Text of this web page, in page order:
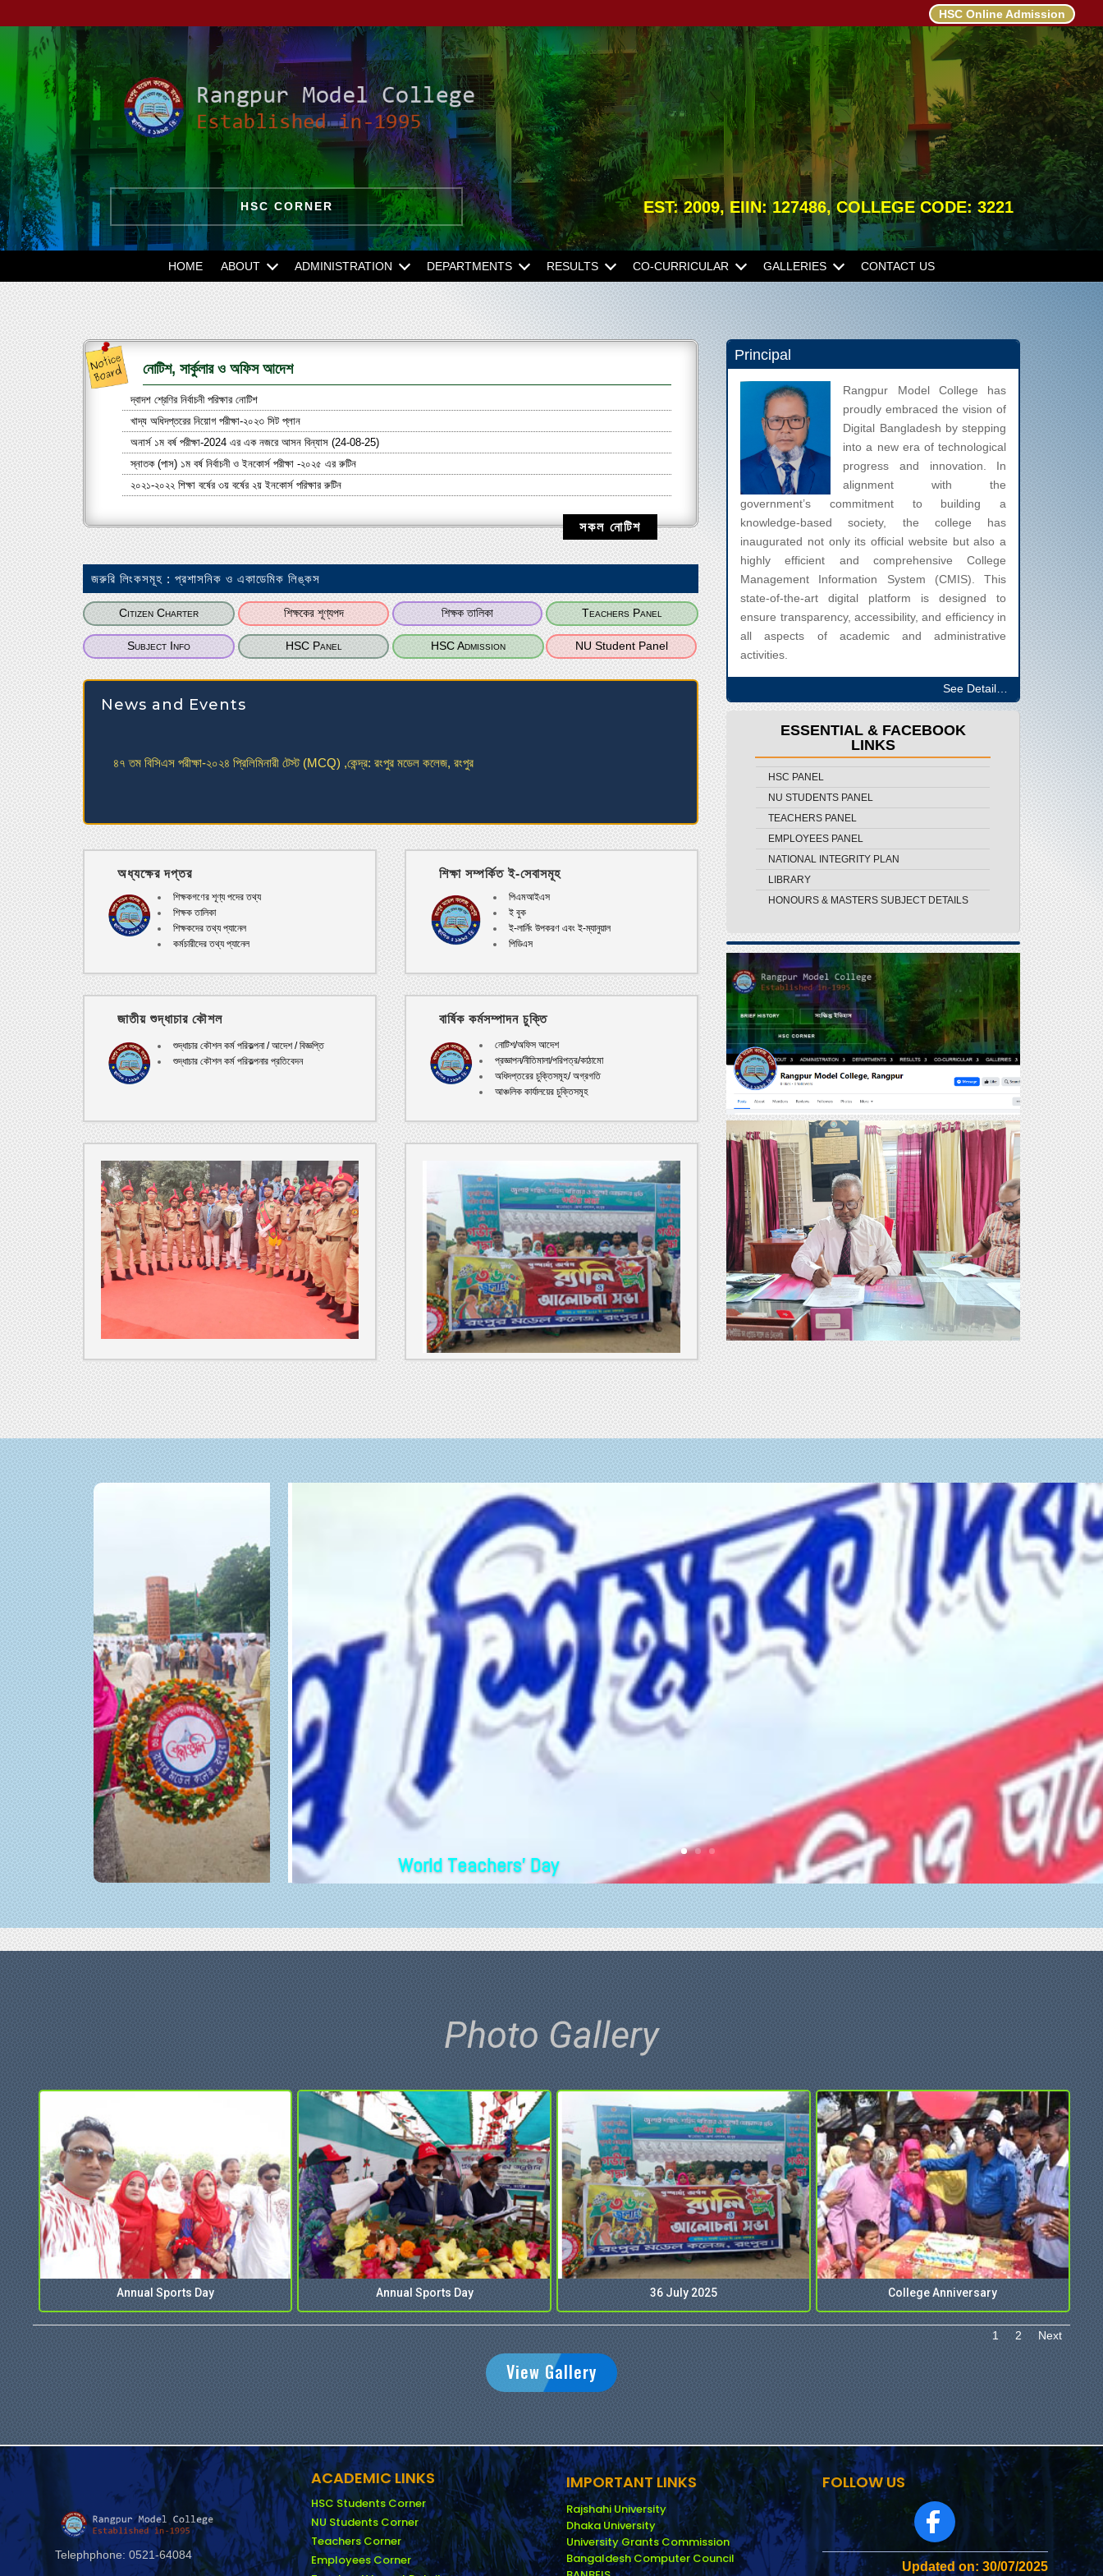
HSC Online Admission
HSC CORNER EST: 2009, EIIN: 127486, COLLEGE CODE: 3221
HOME ABOUT ADMINISTRATION DEPARTMENTS RESULTS CO-CURRICULAR GALLERIES CONTACT US
নোটিশ, সার্কুলার ও অফিস আদেশ
দ্বাদশ শ্রেণির নির্বাচনী পরিক্ষার নোটিশ
খাদ্য অধিদপ্তরের নিয়োগ পরীক্ষা-২০২৩ সিট প্লান
অনার্স ১ম বর্ষ পরীক্ষা-2024 এর এক নজরে আসন বিন্যাস (24-08-25)
স্নাতক (পাস) ১ম বর্ষ নির্বাচনী ও ইনকোর্স পরীক্ষা -২০২৫ এর রুটিন
২০২১-২০২২ শিক্ষা বর্ষের ৩য় বর্ষের ২য় ইনকোর্স পরিক্ষার রুটিন
সকল নোটিশ
জরুরি লিংকসমূহ : প্রশাসনিক ও একাডেমিক লিঙ্কস
Citizen Charter শিক্ষকের শূণ্যপদ শিক্ষক তালিকা Teachers Panel
Subject Info HSC Panel HSC Admission NU Student Panel
News and Events
2023-2024 শিক্ষাবর্ষে একাদশ শ্রেণির রেজিস্ট্রেশন সংক্রান্ত
অধ্যক্ষের দপ্তর
শিক্ষকগণের শূণ্য পদের তথ্য
শিক্ষক তালিকা
শিক্ষকদের তথ্য প্যানেল
কর্মচারীদের তথ্য প্যানেল
শিক্ষা সম্পর্কিত ই-সেবাসমূহ
পিএমআইএস
ই বুক
ই-লার্নিং উপকরণ এবং ই-ম্যানুয়াল
পিডিএস
জাতীয় শুদ্ধাচার কৌশল
শুদ্ধাচার কৌশল কর্ম পরিকল্পনা / আদেশ / বিজ্ঞপ্তি
শুদ্ধাচার কৌশল কর্ম পরিকল্পনার প্রতিবেদন
বার্ষিক কর্মসম্পাদন চুক্তি
নোটিশ/অফিস আদেশ
প্রজ্ঞাপন/নীতিমালা/পরিপত্র/কাঠামো
অধিদপ্তরের চুক্তিসমূহ/ অগ্রগতি
আঞ্চলিক কার্যালয়ের চুক্তিসমূহ
Principal
Rangpur Model College has
proudly embraced the vision of
Digital Bangladesh by stepping
into a new era of technological
progress and innovation. In
alignment with the
government’s commitment to building a
knowledge-based society, the college has
inaugurated not only its official website but also a
highly efficient and comprehensive College
Management Information System (CMIS). This
state-of-the-art digital platform is designed to
ensure transparency, accessibility, and efficiency in
all aspects of academic and administrative
activities.
See Detail…
ESSENTIAL & FACEBOOK
LINKS
HSC PANEL
NU STUDENTS PANEL
TEACHERS PANEL
EMPLOYEES PANEL
NATIONAL INTEGRITY PLAN
LIBRARY
HONOURS & MASTERS SUBJECT DETAILS
World Teachers' Day
Photo Gallery
Annual Sports Day Annual Sports Day 36 July 2025 College Anniversary
1 2 Next
View Gallery
Telephphone: 0521-64084
ACADEMIC LINKS
HSC Students Corner
NU Students Corner
Teachers Corner
Employees Corner
IMPORTANT LINKS
Rajshahi University
Dhaka University
University Grants Commission
Bangaldesh Computer Council
FOLLOW US
Updated on: 30/07/2025